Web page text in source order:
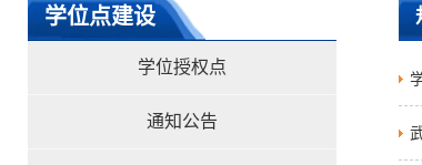
学位点建设
学位授权点
通知公告